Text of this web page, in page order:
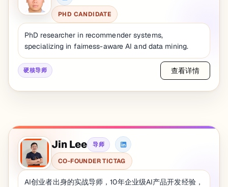
PHD CANDIDATE
PhD researcher in recommender systems,
specializing in fairness-aware AI and data mining.
硬核导师 查看详情
Jin Lee 导师
CO-FOUNDER TICTAG
AI创业者出身的实战导师，10年企业级AI产品开发经验，